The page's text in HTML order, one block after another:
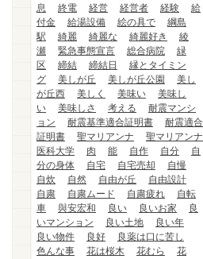
息
終電 経営 経営者 経験
給
付金
給湯設備 絵の具で
綱島
駅
綺麗 綺麗な 綺麗好き
綾
瀬
緊急事態宣言 総合病院
緑
区
締結 締結日
縁とタイミン
グ
美しが丘 美しが丘公園
美し
が丘西
美しく 美味い
美味し
い
美味しさ 考える
耐震マンシ
ョン
耐震基準適合証明書
耐震適合
証明書
聖マリアンナ
聖マリアンナ
医科大学
肉 能 自作 自分
自
分の身体
自宅 自宅売却
自慢
自炊
自然 自由が丘
自由設計
自粛
自粛ムード 自粛疲れ
自転
車
與安宏和 良い 良いお家
良
いマンション
良い土地
良い年
良い物件
良好
良薬は口に苦し
色んな事
花は桜木 花むら
花